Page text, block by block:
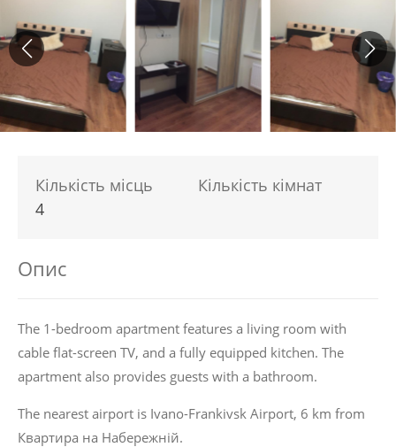
Кількість місць
4
Кількість кімнат
Опис
The 1-bedroom apartment features a living room with
cable flat-screen TV, and a fully equipped kitchen. The
apartment also provides guests with a bathroom.
The nearest airport is Ivano-Frankivsk Airport, 6 km from
Квартира на Набережній.